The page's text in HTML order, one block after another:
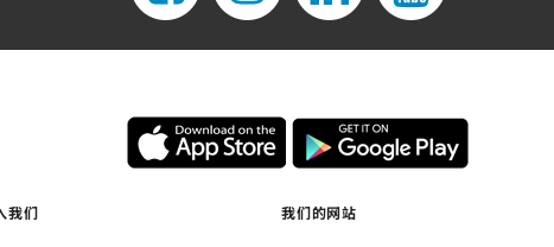
我们 我们的网站